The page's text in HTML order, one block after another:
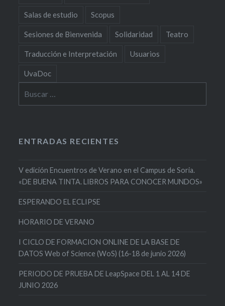
Salas de estudio Scopus
Sesiones de Bienvenida Solidaridad Teatro
Traducción e Interpretación Usuarios
UvaDoc
ENTRADAS RECIENTES
V edición Encuentros de Verano en el Campus de Soria.
«DE BUENA TINTA. LIBROS PARA CONOCER MUNDOS»
ESPERANDO EL ECLIPSE
HORARIO DE VERANO
I CICLO DE FORMACION ONLINE DE LA BASE DE
DATOS Web of Science (WoS) (16-18 de junio 2026)
PERIODO DE PRUEBA DE LeapSpace DEL 1 AL 14 DE
JUNIO 2026